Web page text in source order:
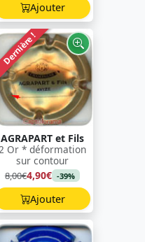
Ajouter
Dernière !
AGRAPART et Fils
2 Or * déformation
sur contour
8,00€4,90€ -39%
Ajouter